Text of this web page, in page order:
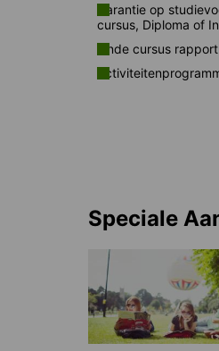
Garantie op
cursus, Diploma of
Einde cursus
Speciale